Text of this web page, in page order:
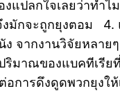
งแปลกใจเลยว่าทำไ
มักจะถูกยุงตอม 4.
ง จากงานวิจัยหลาย
ริมาณของแบคทีเรีย
อการดึงดูดพวกยุงให้